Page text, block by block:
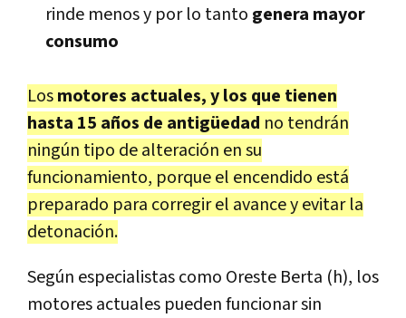
rinde menos y por lo tanto genera mayor
consumo
Losmotores actuales, y los que tienen
hasta 15 años de antigüedad no tendrán
ningún tipo de alteración en su
funcionamiento, porque el encendido está
preparado para corregir el avance y evitar la
detonación.
Según especialistas como Oreste Berta (h), los
motores actuales pueden funcionar sin